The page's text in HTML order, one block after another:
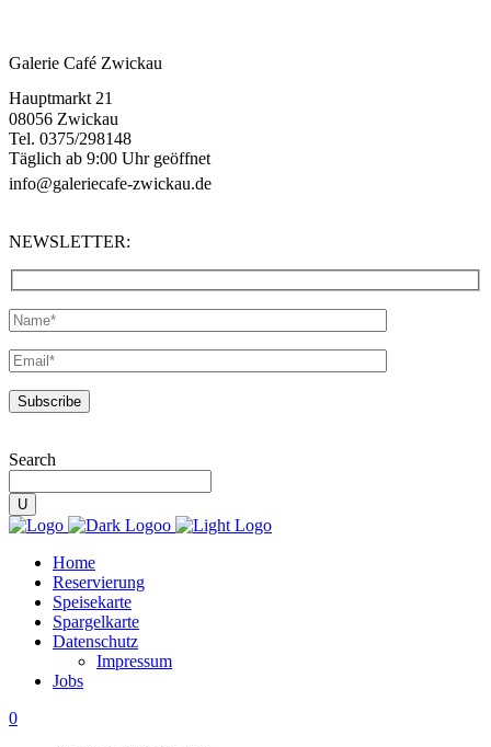
Galerie Café Zwickau
Hauptmarkt 21
08056 Zwickau
Tel. 0375/298148
Täglich ab 9:00 Uhr geöffnet
info@galeriecafe-zwickau.de
NEWSLETTER:
Search
Home
Reservierung
Speisekarte
Spargelkarte
Datenschutz
Impressum
Jobs
0